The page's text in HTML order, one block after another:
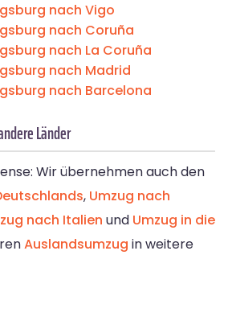
nach Vigo
nach Coruña
nach La Coruña
nach Madrid
nach Barcelona
Länder
Wir übernehmen auch den
, Umzug nach
nach Italien und Umzug in die
Auslandsumzug in weitere